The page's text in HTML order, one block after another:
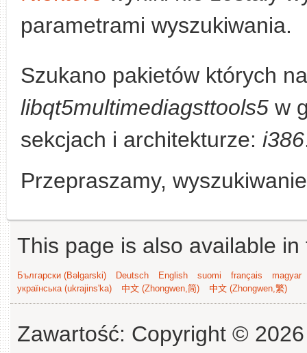
parametrami wyszukiwania.
Szukano pakietów których
libqt5multimediagsttools5 w
sekcjach i architekturze: i386
Przepraszamy,
This page is also available
Български (Bəlgarski) Deutsch English suomi français
magyar
українська (ukrajins'ka)
中文 (Zhongwen,简) 中文 (Zhongwen,繁)
Zawartość: Copyright ©